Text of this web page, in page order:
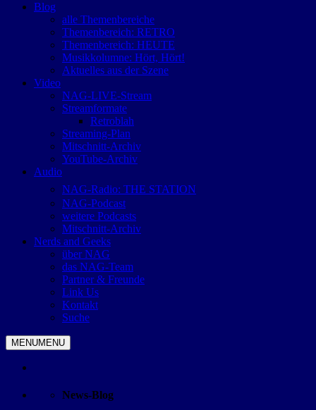
Blog
alle Themenbereiche
Themenbereich: RETRO
Themenbereich: HEUTE
Musikkolumne: Hört, Hört!
Aktuelles aus der Szene
Video
NAG-LIVE-Stream
Streamformate
Retroblah
Streaming-Plan
Mitschnitt-Archiv
YouTube-Archiv
Audio
NAG-Radio: THE STATION
NAG-Podcast
weitere Podcasts
Mitschnitt-Archiv
Nerds and Geeks
über NAG
das NAG-Team
Partner & Freunde
Link Us
Kontakt
Suche
MENUMENU
News-Blog